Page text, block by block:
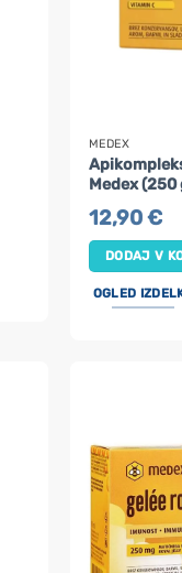
MEDEX
Medex (250
12,90€
DODAJ V
OGLED